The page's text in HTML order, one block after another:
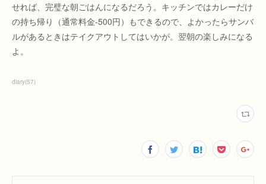
せれば、完璧な朝ごはんになるだろう。キッチンではカレーだけ
の持ち帰り（通常料金-500円）もできるので、よかったらサンバ
ルがあるときはテイクアウトしてはいかが。翌朝の楽しみになる
よ。
diary(57)